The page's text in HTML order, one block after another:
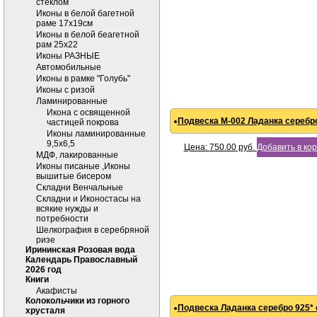
стеклом
Иконы в белой багетной
раме 17х19см
Иконы в белой беагетной
рам 25х22
Иконы РАЗНЫЕ
Автомобильные
Иконы в рамке "Голубь"
Иконы с ризой
Ламинированные
Икона с освященной
частицей покрова
Иконы ламинированные
9,5х6,5
МДФ, лакированные
Иконы писаные ,Иконы
вышитые бисером
Складни Венчальные
Складни и Иконостасы на
всякие нужды и
потребности
Шелкография в серебряной
ризе
Ирининская Розовая вода
Календарь Православный
2026 год
Книги
Акафисты
Колокольчики из горного
хрусталя
Подвеска М-002 Ладанка
Цена: 750.00руб. Добавить в
Подвеска Ладанка серебро 925*